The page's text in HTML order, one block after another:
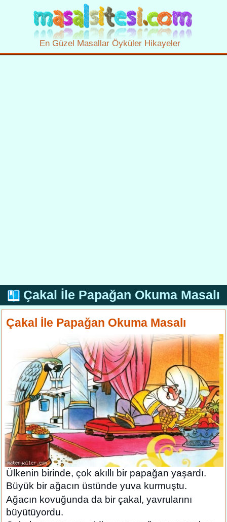
En Güzel Masallar Öyküler Hikayeler
Çakal İle Papağan Okuma Masalı
Çakal İle Papağan Okuma Masalı
Ülkenin birinde, çok akıllı bir papağan yaşardı.
Büyük bir ağacın üstünde yuva kurmuştu.
Ağacın kovuğunda da bir çakal, yavrularını
büyütüyordu.